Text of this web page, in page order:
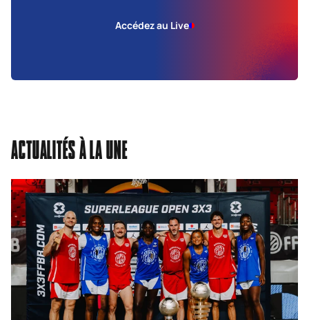
Accédez au Live
ACTUALITÉS À LA UNE